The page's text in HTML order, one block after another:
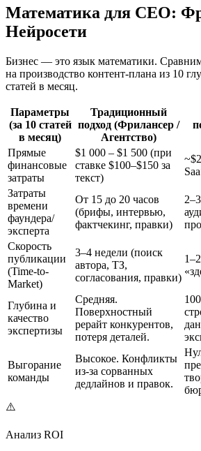
Математика для CEO:
Нейросети
Бизнес — это язык математики.
на производство контент-плана из 10
статей в месяц.
Параметры
(за 10 статей
в месяц)
Традиционный
подход (Фрилансер /
Агентство)
Прямые
финансовые
затраты
$1 000 – $1 500 (при
ставке $100–$150 за
текст)
Затраты
времени
фаундера/
эксперта
От 15 до 20 часов
(брифы, интервью,
фактчекинг, правки)
Скорость
публикации
(Time-to-
Market)
3–4 недели (поиск
автора, ТЗ,
согласования, правки)
Глубина и
качество
экспертизы
Средняя.
Поверхностный
рерайт конкурентов,
потеря деталей.
Выгорание
команды
Высокое. Конфликты
из-за сорванных
дедлайнов и правок.
⚠️
Анализ ROI